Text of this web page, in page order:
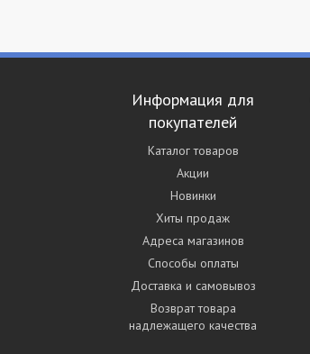
Информация для
покупателей
Каталог товаров
Акции
Новинки
Хиты продаж
Адреса магазинов
Способы оплаты
Доставка и самовывоз
Возврат товара
надлежащего качества